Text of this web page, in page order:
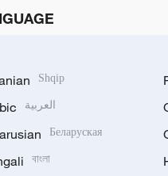
Shqip
العربية
Беларуская
বাংলা